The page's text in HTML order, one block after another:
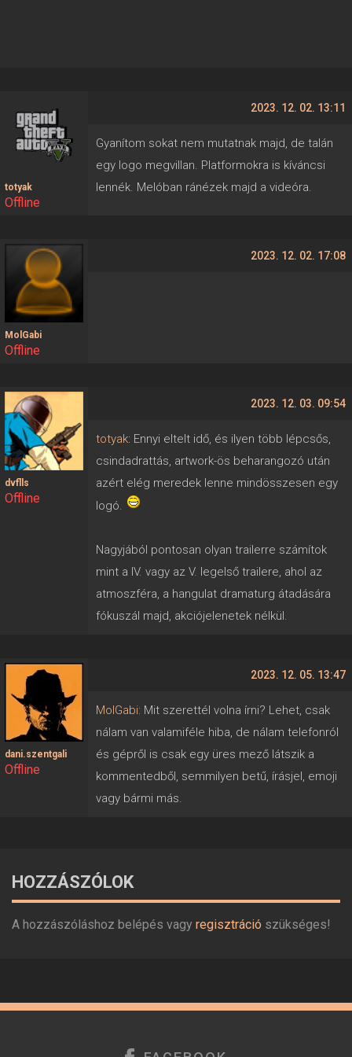
totyak
Offline
2023. 12. 02. 13:11
Gyanítom sokat nem mutatnak majd, de talán
egy logo megvillan. Platformokra is kíváncsi
lennék. Melóban ránézek majd a videóra.
MolGabi
Offline
2023. 12. 02. 17:08
dvflls
Offline
2023. 12. 03. 09:54
totyak: Ennyi eltelt idő, és ilyen több lépcsős,
csindadrattás, artwork-ös beharangozó után
azért elég meredek lenne mindösszesen egy
logó.
Nagyjából pontosan olyan trailerre számítok
mint a IV. vagy az V. legelső trailere, ahol az
atmoszféra, a hangulat dramaturg átadására
fókuszál majd, akciójelenetek nélkül.
dani.szentgali
Offline
2023. 12. 05. 13:47
MolGabi: Mit szerettél volna írni? Lehet, csak
nálam van valamiféle hiba, de nálam telefonról
és gépről is csak egy üres mező látszik a
kommentedből, semmilyen betű, írásjel, emoji
vagy bármi más.
HOZZÁSZÓLOK
A hozzászóláshoz belépés vagy regisztráció szükséges!